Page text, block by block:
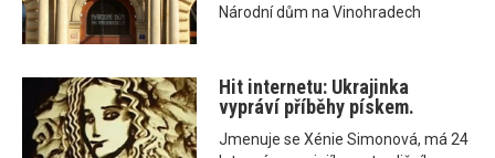
Národní dům na Vinohradech
Hit internetu: Ukrajinka
vypráví příběhy pískem.
Jmenuje se Xénie Simonová, má 24